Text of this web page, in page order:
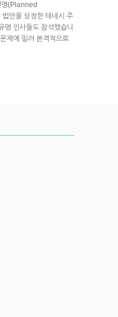
맹(Planned
안을 상정한 테네시 주
명 인사들도 참석했습니
제에 밀려 본격적으로